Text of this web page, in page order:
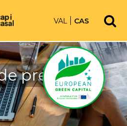
VAL CAS
prensa